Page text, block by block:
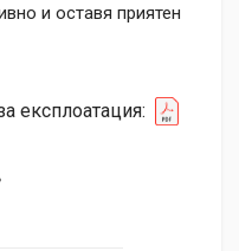
и оставя приятен
експлоатация: